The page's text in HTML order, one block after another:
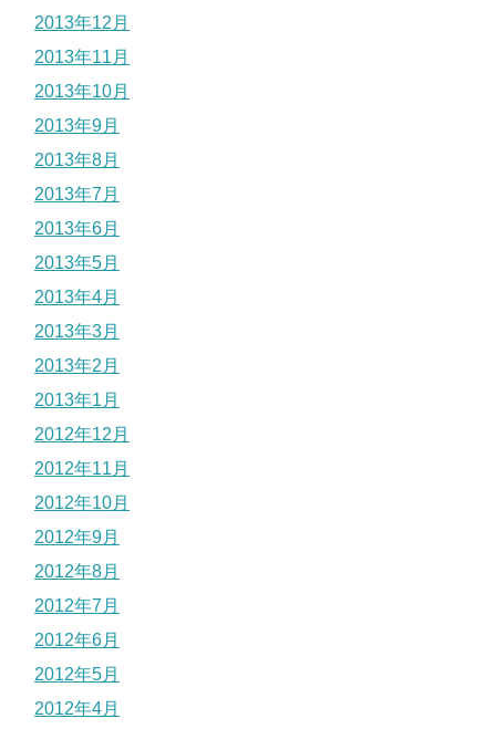
2013年12月
2013年11月
2013年10月
2013年9月
2013年8月
2013年7月
2013年6月
2013年5月
2013年4月
2013年3月
2013年2月
2013年1月
2012年12月
2012年11月
2012年10月
2012年9月
2012年8月
2012年7月
2012年6月
2012年5月
2012年4月